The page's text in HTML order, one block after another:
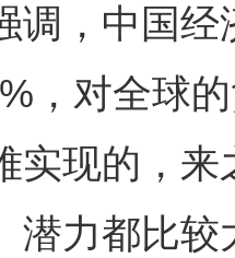
，中国经
，对全球
实现的，
潜力都比